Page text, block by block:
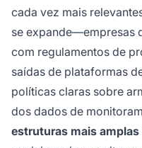
cada vez mais
se expande—empresas
com regulamentos de
saídas de plataformas
políticas claras sobre
dos dados de
estruturas mais